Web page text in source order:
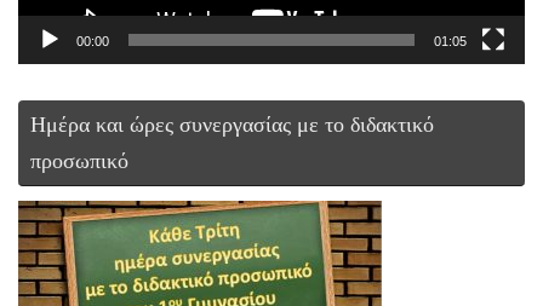
00:00 01:05
Ημέρα και ώρες συνεργασίας με το διδακτικό
προσωπικό